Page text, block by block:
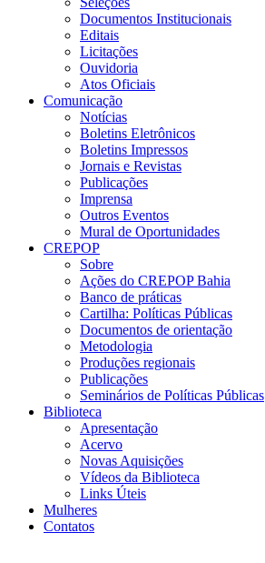
Documentos Institucionais
Editais
Licitações
Ouvidoria
Atos Oficiais
Comunicação
Notícias
Boletins Eletrônicos
Boletins Impressos
Jornais e Revistas
Publicações
Imprensa
Outros Eventos
Mural de Oportunidades
CREPOP
Sobre
Ações do CREPOP Bahia
Banco de práticas
Cartilha: Políticas Públicas
Documentos de orientação
Metodologia
Produções regionais
Publicações
Seminários de Políticas Públicas
Biblioteca
Apresentação
Acervo
Novas Aquisições
Vídeos da Biblioteca
Links Úteis
Mulheres
Contatos